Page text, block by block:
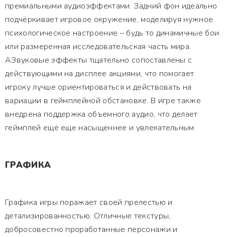
премиальными аудиоэффектами. Задний фон идеально
подчёркивает игровое окружение, моделируя нужное
психологическое настроение – будь то динамичные бои
или размеренная исследовательская часть мира.
АЗвуковые эффекты тщательно сопоставлены с
действующими на дисплее акциями, что помогает
игроку лучше ориентироваться и действовать на
вариации в геймплейной обстановке. В игре также
внедрена поддержка объемного аудио, что делает
геймплей ещё еще насыщеннее и увлекательным.
ГРАФИКА
Графика игры поражает своей прелестью и
детализированностью. Отличные текстуры,
добросовестно проработанные персонажи и